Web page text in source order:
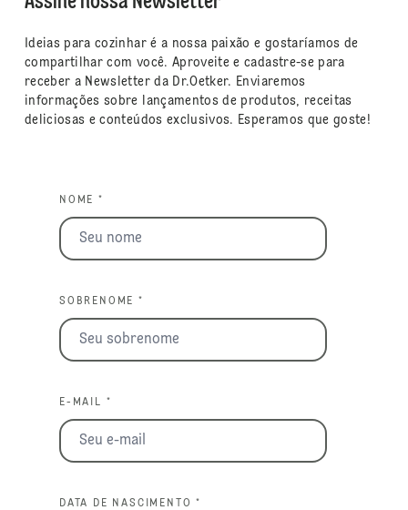
Ideias para cozinhar é a nossa paixão e gostaríamos de
compartilhar com você. Aproveite e cadastre-se para
receber a Newsletter da Dr.Oetker. Enviaremos
informações sobre lançamentos de produtos, receitas
deliciosas e conteúdos exclusivos. Esperamos que goste!
NOME *
SOBRENOME *
E-MAIL *
DATA DE NASCIMENTO *